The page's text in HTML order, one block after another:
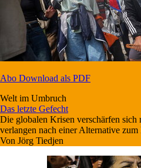
Abo Download als PDF
Welt im Umbruch
Das letzte Gefecht
Die globalen Krisen verschärfen sich
verlangen nach einer Alternative zum
Von Jörg Tiedjen